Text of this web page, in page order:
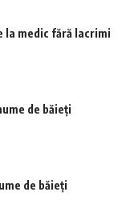
la medic fără lacrimi
de băieți
de băieți